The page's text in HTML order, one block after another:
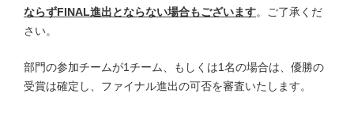
ならずFINAL進出とならない場合もございます。ご了承くだ
さい。
部門の参加チームが1チーム、もしくは1名の場合は、優勝の
受賞は確定し、ファイナル進出の可否を審査いたします。